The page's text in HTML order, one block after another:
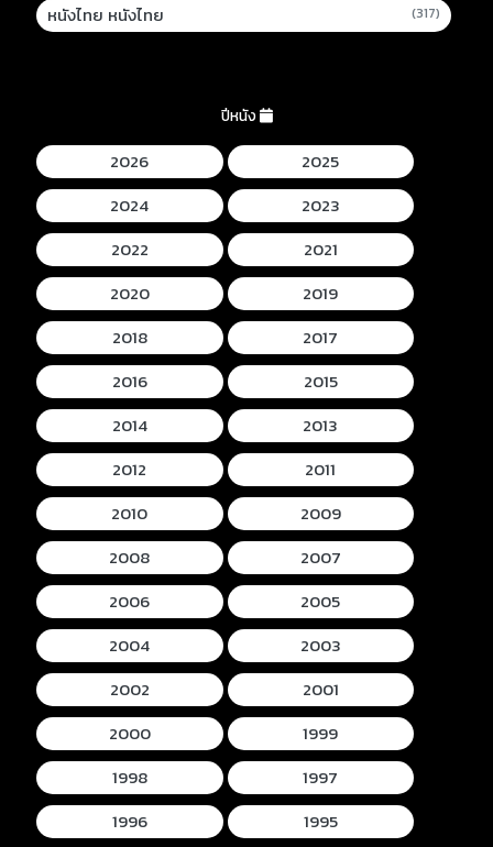
หนังไทย หนังไทย (317)
ปีหนัง
2026
2025
2024
2023
2022
2021
2020
2019
2018
2017
2016
2015
2014
2013
2012
2011
2010
2009
2008
2007
2006
2005
2004
2003
2002
2001
2000
1999
1998
1997
1996
1995